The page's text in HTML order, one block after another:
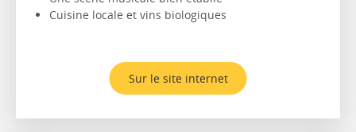
Cuisine locale et vins biologiques
Sur le site internet